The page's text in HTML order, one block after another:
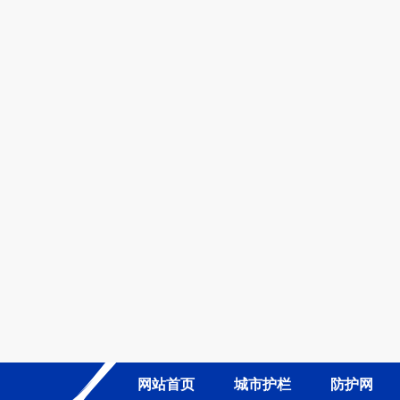
网站首页 城市护栏 防护网